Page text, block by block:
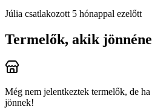
Júlia csatlakozott 5 hónappal ezelőtt
Termelők, akik
Még nem jelentkeztek termelők, de
jönnek!